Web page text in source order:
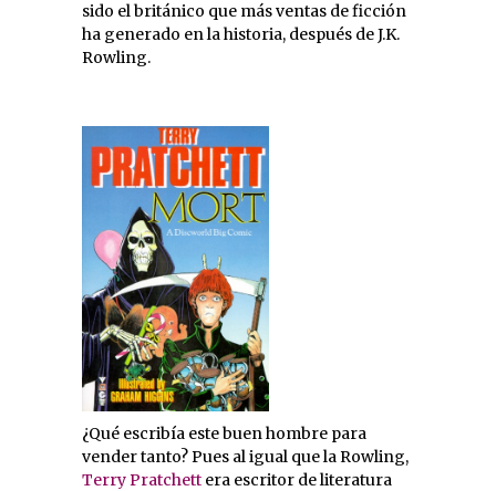
sido el británico que más ventas de ficción
ha generado en la historia, después de J.K.
Rowling.
¿Qué escribía este buen hombre para
vender tanto? Pues al igual que la Rowling,
Terry Pratchett era escritor de literatura